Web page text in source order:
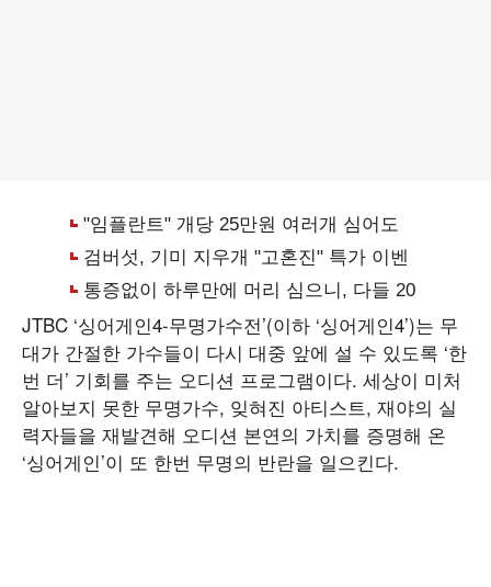
JTBC ‘싱어게인4-무명가수전’(이하 ‘싱어게인4’)는 무
대가 간절한 가수들이 다시 대중 앞에 설 수 있도록 ‘한
번 더’ 기회를 주는 오디션 프로그램이다. 세상이 미처
알아보지 못한 무명가수, 잊혀진 아티스트, 재야의 실
력자들을 재발견해 오디션 본연의 가치를 증명해 온
‘싱어게인’이 또 한번 무명의 반란을 일으킨다.